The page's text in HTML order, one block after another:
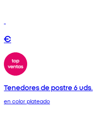
€
Tenedores de postre 6 uds.
en color plateado